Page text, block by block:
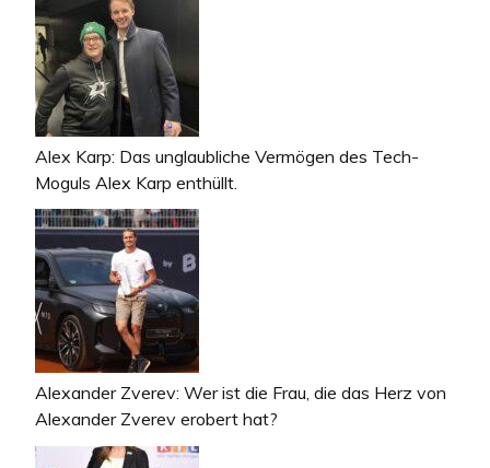
Alex Karp: Das unglaubliche Vermögen des Tech-
Moguls Alex Karp enthüllt.
Alexander Zverev: Wer ist die Frau, die das Herz von
Alexander Zverev erobert hat?